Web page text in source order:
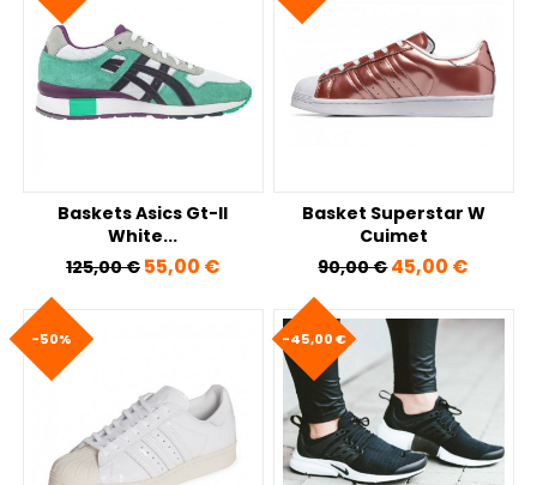
Baskets Asics Gt-II
White...
Prix de base
125,00 € Prix
55,00 €
Basket Superstar W
Cuimet
Prix de base
90,00 €Prix
45,00 €
-50% -45,00 €